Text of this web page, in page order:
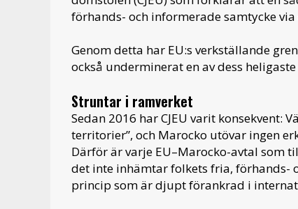
förhands- och informerade samtycke
Genom detta har EU:s verkställande
också underminerat en av dess
Struntar i ramverket
Sedan 2016 har CJEU varit konsekvent:
territorier”, och Marocko utövar ingen
Därför är varje EU–Marocko-avtal som
det inte inhämtar folkets fria, förhands-
princip som är djupt förankrad i